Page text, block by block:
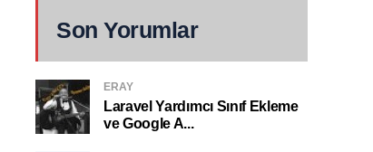
Son Yorumlar
ERAY
Laravel Yardımcı Sınıf Ekleme
ve Google A...